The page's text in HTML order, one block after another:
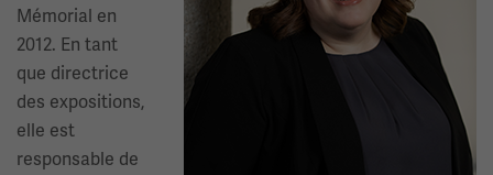
Mémorial en
2012. En tant
que directrice
des expositions,
elle est
responsable de